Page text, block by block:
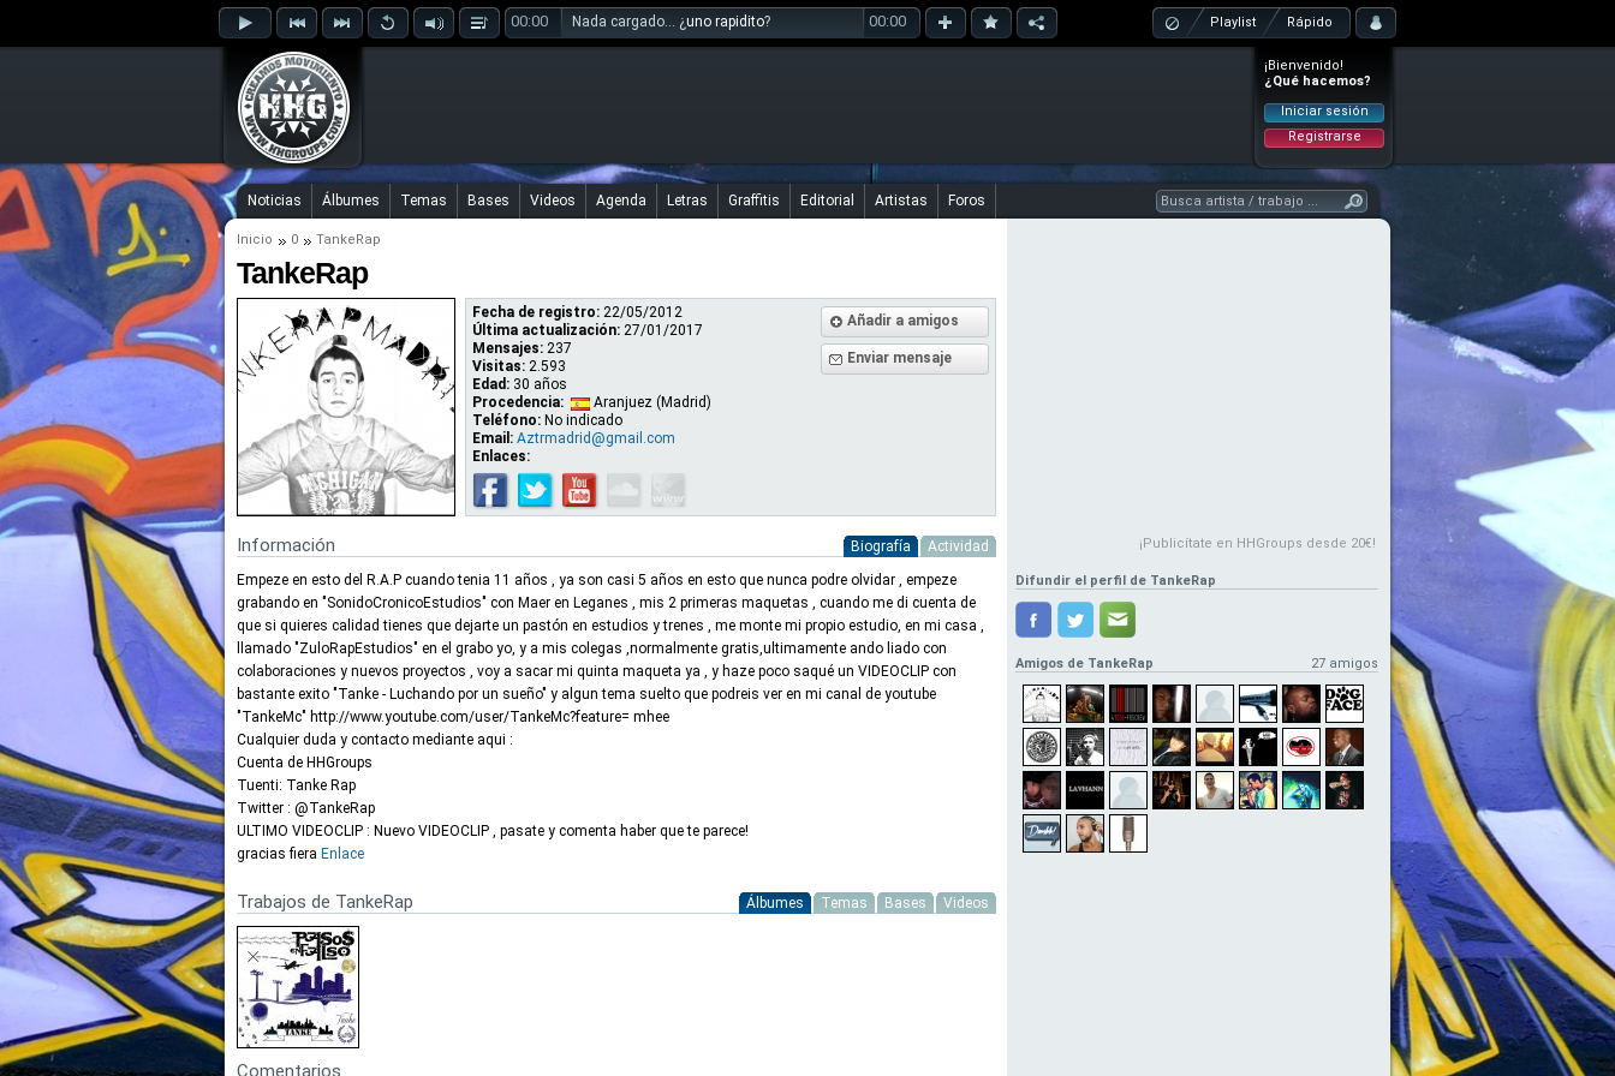
00:00 Nada cargado... ¿uno rapidito? 00:00 Playlist Rápido
¡Bienvenido!
¿Qué hacemos?
Iniciar sesión
Registrarse
Noticias Álbumes Temas Bases Videos Agenda Letras Graffitis Editorial Artistas Foros
Inicio 0 TankeRap
TankeRap
Añadir a amigos
Enviar mensaje
Fecha de registro: 22/05/2012
Última actualización: 27/01/2017
Mensajes: 237
Visitas: 2.593
Edad: 30 años
Procedencia:
Aranjuez (Madrid)
Teléfono: No indicado
Email: Aztrmadrid@gmail.com
Enlaces:
Información Biografía
Actividad
Empeze en esto del R.A.P cuando tenia 11 años , ya son casi 5 años en esto que nunca podre olvidar , empeze
grabando en "SonidoCronicoEstudios" con Maer en Leganes , mis 2 primeras maquetas , cuando me di cuenta de
que si quieres calidad tienes que dejarte un pastón en estudios y trenes , me monte mi propio estudio, en mi casa ,
llamado "ZuloRapEstudios" en el grabo yo, y a mis colegas ,normalmente gratis,ultimamente ando liado con
colaboraciones y nuevos proyectos , voy a sacar mi quinta maqueta ya , y haze poco saqué un VIDEOCLIP con
bastante exito "Tanke - Luchando por un sueño" y algun tema suelto que podreis ver en mi canal de youtube
"TankeMc" http://www.youtube.com/user/TankeMc?feature= mhee
Cualquier duda y contacto mediante aqui :
Cuenta de HHGroups
Tuenti: Tanke Rap
Twitter : @TankeRap
ULTIMO VIDEOCLIP : Nuevo VIDEOCLIP , pasate y comenta haber que te parece!
gracias fiera Enlace
Trabajos de TankeRap Álbumes Temas Bases Videos
Comentarios
¡Publicítate en HHGroups desde 20€!
Difundir el perfil de TankeRap
Amigos de TankeRap 27 amigos